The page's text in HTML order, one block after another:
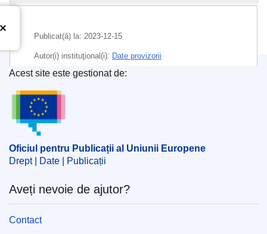
Publicat(ă) la: 2023-12-15
Autor(i) instituţional(i): Date provizorii
CELEX : 02023R2832-20231215
ELI :reg/2023/2832/2023-12-15
Oficiul pentru Publicații al Uniunii Europene
Acest site este gestionat de:
Oficiul pentru Publicații al Uniunii Europene
Drept | Date | Publicații
Aveți nevoie de ajutor?
Contact